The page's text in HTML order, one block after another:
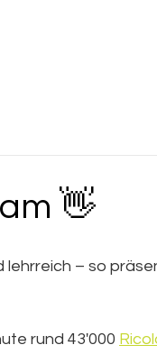
👋
lehrreich – so
rund 43'000